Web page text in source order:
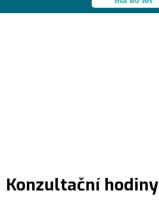
Konzultační hodiny